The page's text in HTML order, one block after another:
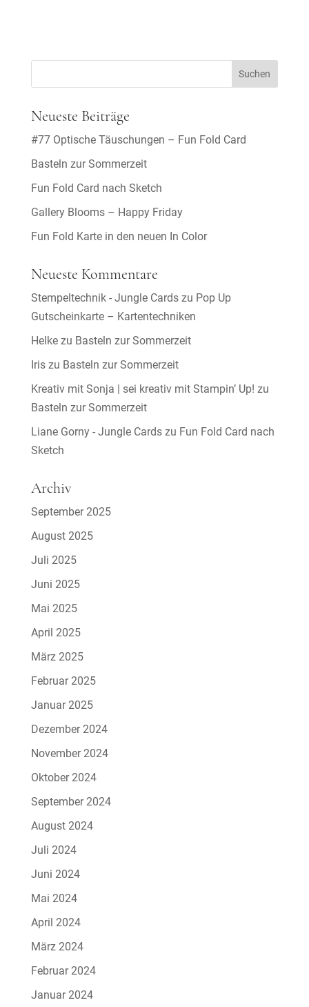
Neueste Beiträge
#77 Optische Täuschungen – Fun Fold Card
Basteln zur Sommerzeit
Fun Fold Card nach Sketch
Gallery Blooms – Happy Friday
Fun Fold Karte in den neuen In Color
Neueste Kommentare
Stempeltechnik - Jungle Cardszu Pop Up
Gutscheinkarte – Kartentechniken
Helkezu Basteln zur Sommerzeit
Iriszu Basteln zur Sommerzeit
Kreativ mit Sonja | sei kreativ mit Stampin’ Up! zu
Basteln zur Sommerzeit
Liane Gorny - Jungle Cardszu Fun Fold Card nach
Sketch
Archiv
September 2025
August 2025
Juli 2025
Juni 2025
Mai 2025
April 2025
März 2025
Februar 2025
Januar 2025
Dezember 2024
November 2024
Oktober 2024
September 2024
August 2024
Juli 2024
Juni 2024
Mai 2024
April 2024
März 2024
Februar 2024
Januar 2024